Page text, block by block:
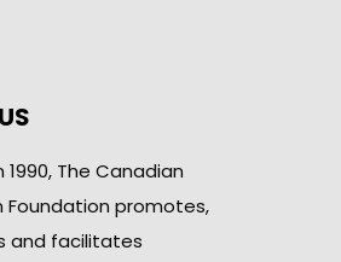
1990, The Canadian
Foundation promotes,
and facilitates